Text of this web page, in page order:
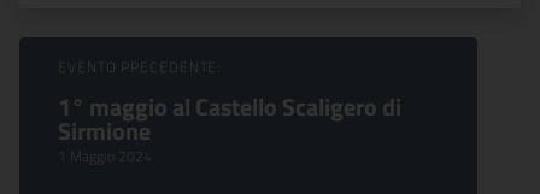
Sfoglia Eventi
EVENTO PRECEDENTE:
1° maggio al Castello Scaligero di
Sirmione
1 Maggio 2024